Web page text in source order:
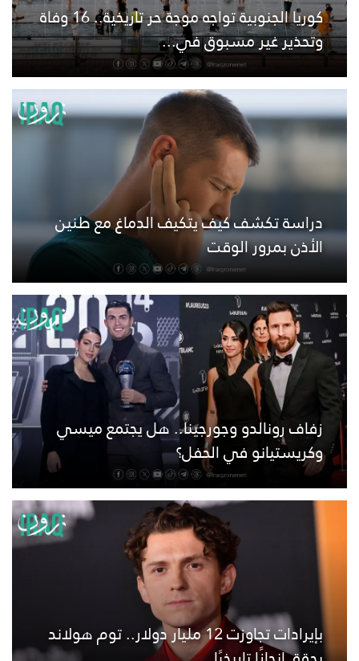
كوريا الجنوبية تواجه موجة حر تاريخية.. 16 وفاة
وتحذير غير مسبوق في...
دراسة تكشف كيف يتكيف الدماغ مع طنين
الأذن بمرور الوقت
زفاف رونالدو وجورجينا.. هل يجتمع ميسي
وكريستيانو في الحفل؟
بإيرادات تجاوزت 12 مليار دولار.. توم هولاند